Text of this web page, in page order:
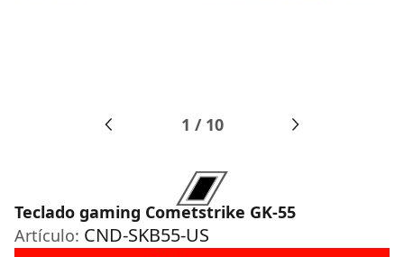
1 / 10
Teclado gaming Cometstrike GK-55
Artículo: CND-SKB55-US